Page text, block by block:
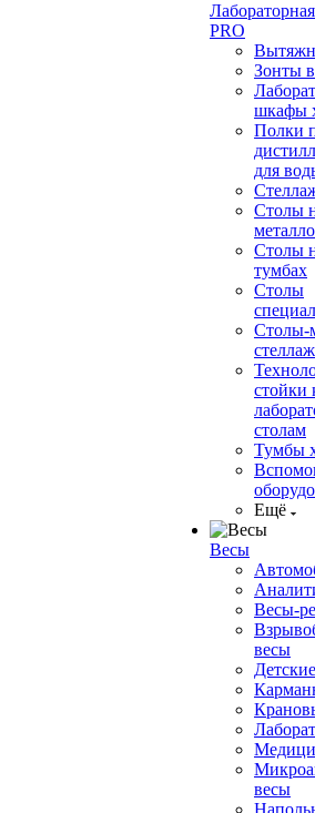
PRO
Зонты
шкафы
Полки
для
Столы
Столы
тумбах
Столы
Столы-
стойки
столам
Тумбы
Ещё
Весы
Весы-
весы
весы